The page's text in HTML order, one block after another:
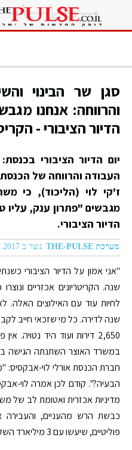
סגן שר הבינוי
והרווחה: אנחנו
הדיור הציבורי -
יום הדיור הציבורי
העבודה והרווחה של
ז'קי לוי (הליכוד), כי
מגבשים "פתרון ענק, עליו
הדיור הציבורי.
מערכת THE-PULSE נוצר ב 18.07.2017 11:07
שנה. הקריטריונים אכזריים
שנה לדירה. כל מי שזכאי חייב
2,650 דירות ועוד היד
במשרד האוצר השתנתה הגישה
חברת הכנסת אורלי לוי-אבקסיס:
הבעיה?". קודם לכן אמרה לוי-
מדיניות אכזרית ואטומת לב של
כבשת הרש מהעניים, והעבירה
פוליטיים, שיעשו עם 3 מיליארד השקלים מה שהם רוצים".